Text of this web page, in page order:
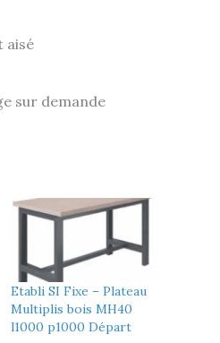
aisé
sur demande
Etabli SI Fixe – Plateau
Multiplis bois MH40
l1000 p1000 Départ